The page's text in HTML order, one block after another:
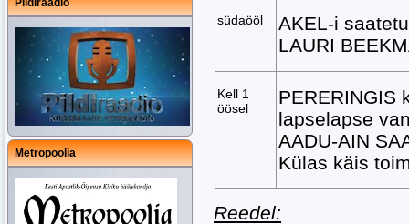
Pildiraadio
Metropoolia
südaööl
AKEL-i
LAURI
Kell 1
öösel
PERERINGIS
lapselapse
AADU-AIN
Külas käis
Reedel: